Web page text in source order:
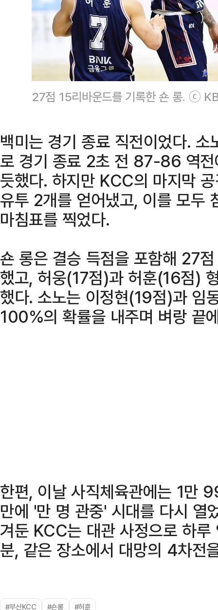
27점 15리바운드를 기록한 숀 롱. ⓒ
백미는 경기 종료 직전이었다.
로 경기 종료 2초 전 87-86 역전
듯했다. 하지만 KCC의 마지막
유투 2개를 얻어냈고, 이를 모두
마침표를 찍었다.
숀 롱은 결승 득점을 포함해 27
했고, 허웅(17점)과 허훈(16점)
했다. 소노는 이정현(19점)과 임
100%의 확률을 내주며 벼랑 끝
한편, 이날 사직체육관에는 1만
만에 '만 명 관중' 시대를 다시 열
겨둔 KCC는 대관 사정으로 하
분, 같은 장소에서 대망의 4차전
#부산KCC #숀롱 #허훈